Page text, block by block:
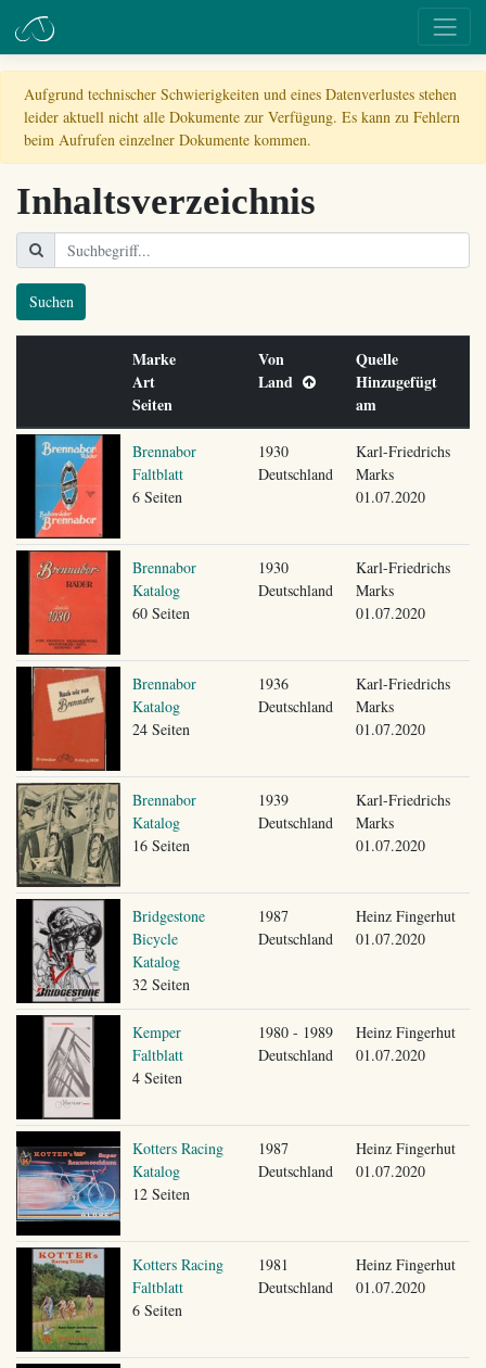
Aufgrund technischer Schwierigkeiten und eines Datenverlustes stehen
leider aktuell nicht alle Dokumente zur Verfügung. Es kann zu Fehlern
beim Aufrufen einzelner Dokumente kommen.
Inhaltsverzeichnis
Suchen
Marke
Art
Seiten
Von
Land
Quelle
Hinzugefügt
am
Brennabor
Faltblatt
6 Seiten
1930
Deutschland
Karl-Friedrichs
Marks
01.07.2020
Brennabor
Katalog
60 Seiten
1930
Deutschland
Karl-Friedrichs
Marks
01.07.2020
Brennabor
Katalog
24 Seiten
1936
Deutschland
Karl-Friedrichs
Marks
01.07.2020
Brennabor
Katalog
16 Seiten
1939
Deutschland
Karl-Friedrichs
Marks
01.07.2020
Bridgestone
Bicycle
Katalog
32 Seiten
1987
Deutschland
Heinz Fingerhut
01.07.2020
Kemper
Faltblatt
4 Seiten
1980 - 1989
Deutschland
Heinz Fingerhut
01.07.2020
Kotters Racing
Katalog
12 Seiten
1987
Deutschland
Heinz Fingerhut
01.07.2020
Kotters Racing
Faltblatt
6 Seiten
1981
Deutschland
Heinz Fingerhut
01.07.2020